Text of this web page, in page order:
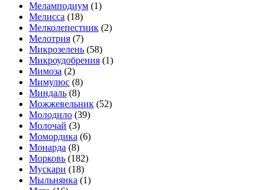
Меламподиум (1)
Мелисса (18)
Мелколепестник (2)
Мелотрия (7)
Микрозелень (58)
Микроудобрения (1)
Мимоза (2)
Мимулюс (8)
Миндаль (8)
Можжевельник (52)
Молодило (39)
Молочай (3)
Момордика (6)
Монарда (8)
Морковь (182)
Мускари (18)
Мыльнянка (1)